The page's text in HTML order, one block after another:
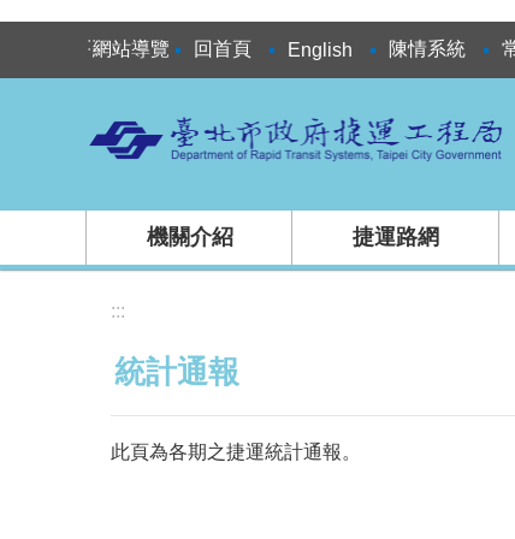
跳到主要內容區塊
:::網站導覽 回首頁 English 陳情系統
機關介紹 捷運路網
:::
統計通報
此頁為各期之捷運統計通報。